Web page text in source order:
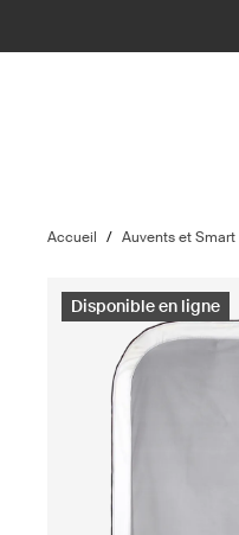
Accueil / Auvents et
Disponible en ligne